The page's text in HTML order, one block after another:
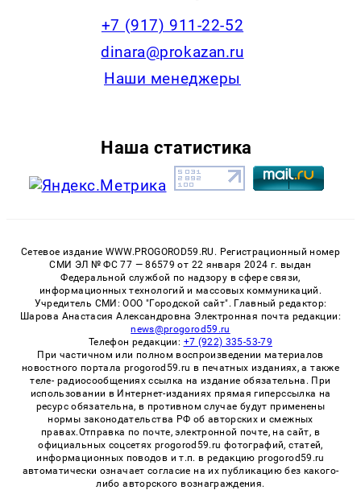
+7 (917) 911-22-52
dinara@prokazan.ru
Наши менеджеры
Наша статистика
Сетевое издание WWW.PROGOROD59.RU. Регистрационный номер
СМИ ЭЛ № ФС 77 — 86579 от 22 января 2024 г. выдан
Федеральной службой по надзору в сфере связи,
информационных технологий и массовых коммуникаций.
Учредитель СМИ: ООО "Городской сайт". Главный редактор:
Шарова Анастасия Александровна Электронная почта редакции:
news@progorod59.ru
Телефон редакции: +7 (922) 335-53-79
При частичном или полном воспроизведении материалов
новостного портала progorod59.ru в печатных изданиях, а также
теле- радиосообщениях ссылка на издание обязательна. При
использовании в Интернет-изданиях прямая гиперссылка на
ресурс обязательна, в противном случае будут применены
нормы законодательства РФ об авторских и смежных
правах.Отправка по почте, электронной почте, на сайт, в
официальных соцсетях progorod59.ru фотографий, статей,
информационных поводов и т.п. в редакцию progorod59.ru
автоматически означает согласие на их публикацию без какого-
либо авторского вознаграждения.